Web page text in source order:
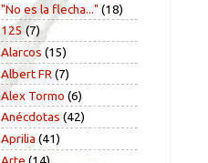
"No es la flecha..." (18)
125 (7)
Alarcos (15)
Albert FR (7)
Alex Tormo (6)
Anécdotas (42)
Aprilia (41)